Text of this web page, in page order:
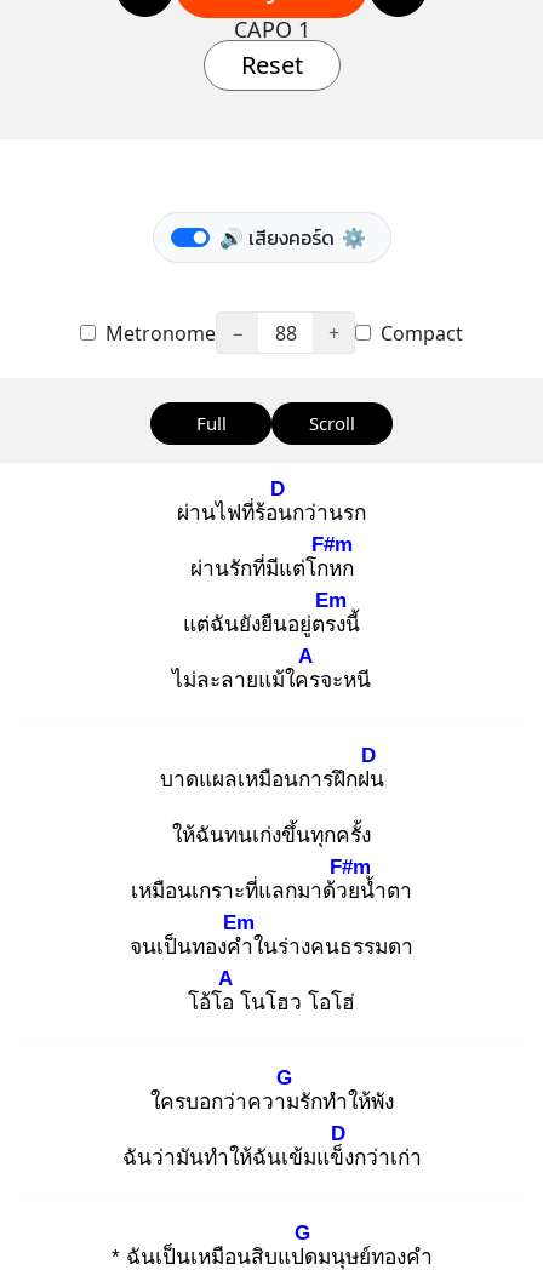
CAPO 1
Reset
🔊 เสียงคอร์ด ⚙️
Metronome − 88 + Compact
Full Scroll
ผ่านไฟที่ร้อน
D
กว่านรก
ผ่านรักที่มีแต่โกห
F#m
ก
แต่ฉันยังยืนอยู่ตรง
Em
นี้
ไม่ละลายแม้ใคร
A
จะหนี
บาดแผลเหมือนการฝึกฝน
D
ให้ฉันทนเก่งขึ้นทุกครั้ง
เหมือนเกราะที่แลกมาด้วย
F#m
น้ำตา
จนเป็นทองคำ
Em
ในร่างคนธรรมดา
โอ้โอ
A
โนโฮว โอโฮ่
ใครบอกว่าความ
G
รักทำให้พัง
ฉันว่ามันทำให้ฉันเข้มแข็ง
D
กว่าเก่า
* ฉันเป็นเหมือนสิบแปด
G
มนุษย์ทองคำ